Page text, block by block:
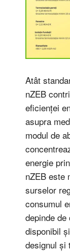
Atât
nZEB
eficienței
asupra
modul de
energie
nZEB este
surselor
consumul
depinde
disponibil
designul și